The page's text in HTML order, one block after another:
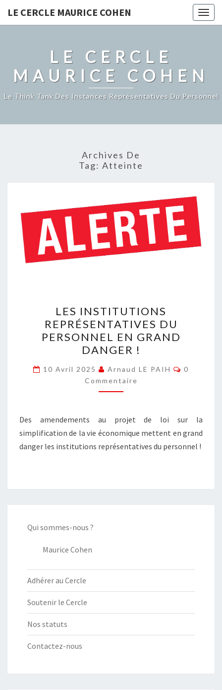
LE CERCLE MAURICE COHEN
LE CERCLE
MAURICE COHEN
Le Think Tank Des Instances Représentatives Du Personnel
Archives De
Tag: Atteinte
INSTITUTIONS
REPRÉSENTATIVES
DU
PERSONNEL
EN
GRAND
DANGER
LES INSTITUTIONS
REPRÉSENTATIVES DU
PERSONNEL EN GRAND
DANGER !
10 Avril 2025 Arnaud LE PAIH
0
Commentaire
Des amendements au projet de loi sur la
simplification de la vie économique mettent en grand
danger les institutions représentatives du personnel !
Qui sommes-nous ?
Maurice Cohen
Adhérer au Cercle
Soutenir le Cercle
Nos statuts
Contactez-nous